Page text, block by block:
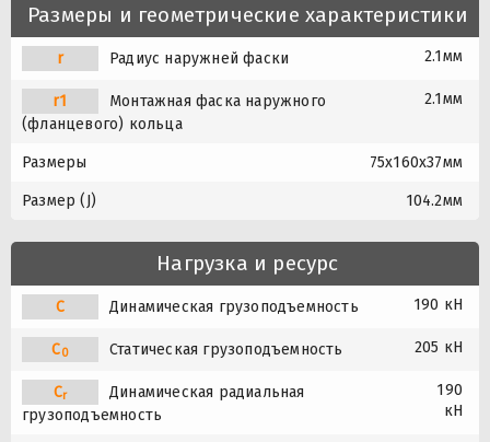
Размеры и геометрические характеристики
r Радиус наружней фаски 2.1мм
r1
Монтажная фаска наружного
(фланцевого) кольца
2.1мм
Размеры 75x160x37мм
Размер (J) 104.2мм
Нагрузка и ресурс
C Динамическая грузоподъемность 190 кН
C0 Статическая грузоподъемность 205 кН
Cr
Динамическая радиальная
грузоподъемность
190
кН